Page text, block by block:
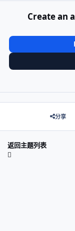
Create an
分享
返回主题列表